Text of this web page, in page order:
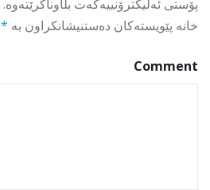
پۆستی ئەلیکترۆنییەکەت بڵاوناکرێتەوە.
خانە پێویستەکان دەستنیشانکراون بە *
Comment